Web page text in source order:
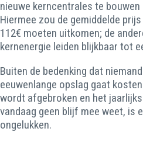
nieuwe kerncentrales te bouwen
Hiermee zou de gemiddelde
112€ moeten uitkomen; de
kernenergie leiden blijkbaar tot
Buiten de bedenking dat
eeuwenlange opslag gaat
wordt afgebroken en het
vandaag geen blijf mee weet, is
ongelukken.